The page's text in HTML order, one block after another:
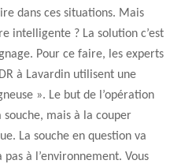
dans ces situations. Mais
intelligente ? La solution c’est
Pour ce faire, les experts
à Lavardin utilisent une
». Le but de l’opération
mais à la couper
La souche en question va
à l’environnement. Vous